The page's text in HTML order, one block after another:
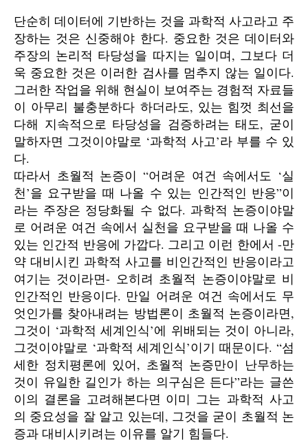
단순히 데이터에 기반하는 것을 과학적 사고라고 주
장하는 것은 신중해야 한다. 중요한 것은 데이터와
주장의 논리적 타당성을 따지는 일이며, 그보다 더
욱 중요한 것은 이러한 검사를 멈추지 않는 일이다.
그러한 작업을 위해 현실이 보여주는 경험적 자료들
이 아무리 불충분하다 하더라도, 있는 힘껏 최선을
다해 지속적으로 타당성을 검증하려는 태도, 굳이
말하자면 그것이야말로 ‘과학적 사고’라 부를 수 있
다.
따라서 초월적 논증이 “어려운 여건 속에서도 ‘실
천’을 요구받을 때 나올 수 있는 인간적인 반응”이
라는 주장은 정당화될 수 없다. 과학적 논증이야말
로 어려운 여건 속에서 실천을 요구받을 때 나올 수
있는 인간적 반응에 가깝다. 그리고 이런 한에서 -만
약 대비시킨 과학적 사고를 비인간적인 반응이라고
여기는 것이라면- 오히려 초월적 논증이야말로 비
인간적인 반응이다. 만일 어려운 여건 속에서도 무
엇인가를 찾아내려는 방법론이 초월적 논증이라면,
그것이 ‘과학적 세계인식’에 위배되는 것이 아니라,
그것이야말로 ‘과학적 세계인식’이기 때문이다. “섬
세한 정치평론에 있어, 초월적 논증만이 난무하는
것이 유일한 길인가 하는 의구심은 든다”라는 글쓴
이의 결론을 고려해본다면 이미 그는 과학적 사고
의 중요성을 잘 알고 있는데, 그것을 굳이 초월적 논
증과 대비시키려는 이유를 알기 힘들다.